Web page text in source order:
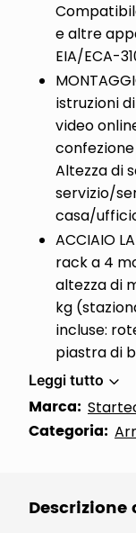
e altre
EIA/ECA-
istruzioni
video
Altezza di
servizio/
casa/
ACCIAIO
rack a 4
altezza di
kg
incluse:
piastra di
Leggi tutto
Marca:
Categoria: